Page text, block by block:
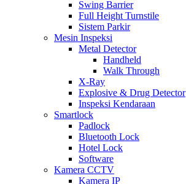
Swing Barrier
Full Height Turnstile
Sistem Parkir
Mesin Inspeksi
Metal Detector
Handheld
Walk Through
X-Ray
Explosive & Drug Detector
Inspeksi Kendaraan
Smartlock
Padlock
Bluetooth Lock
Hotel Lock
Software
Kamera CCTV
Kamera IP